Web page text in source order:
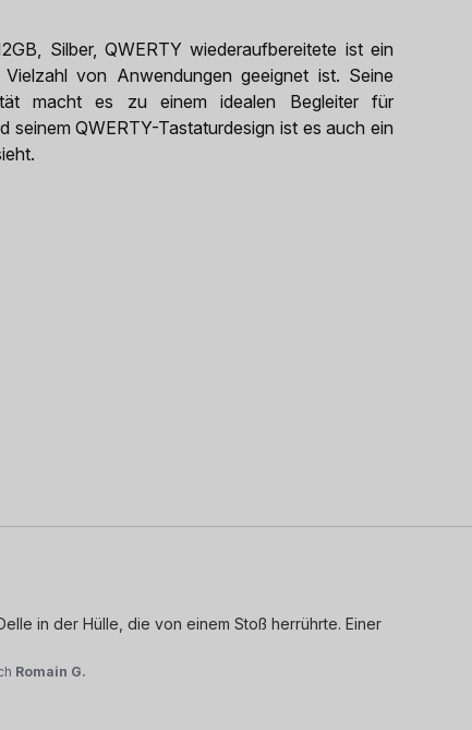
Silber, QWERTY wiederaufbereitete ist ein
von Anwendungen geeignet ist. Seine
macht es zu einem idealen Begleiter für
seinem QWERTY-Tastaturdesign ist es auch ein
in der Hülle, die von einem Stoß herrührte. Einer
Romain G.